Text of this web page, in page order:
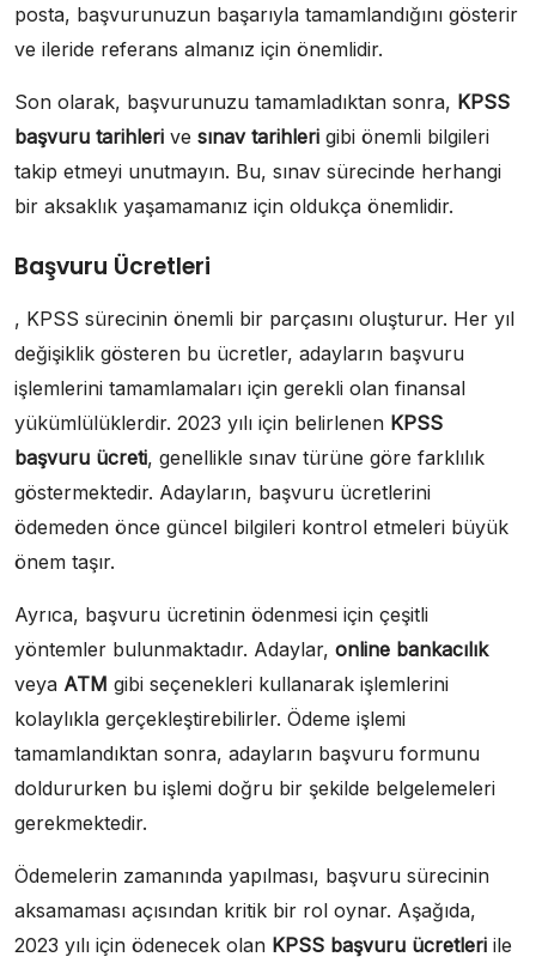
posta, başvurunuzun başarıyla tamamlandığını gösterir
ve ileride referans almanız için önemlidir.
Son olarak, başvurunuzu tamamladıktan sonra, KPSS
başvuru tarihleri ve sınav tarihleri gibi önemli bilgileri
takip etmeyi unutmayın. Bu, sınav sürecinde herhangi
bir aksaklık yaşamamanız için oldukça önemlidir.
Başvuru Ücretleri
, KPSS sürecinin önemli bir parçasını oluşturur. Her yıl
değişiklik gösteren bu ücretler, adayların başvuru
işlemlerini tamamlamaları için gerekli olan finansal
yükümlülüklerdir. 2023 yılı için belirlenen KPSS
başvuru ücreti, genellikle sınav türüne göre farklılık
göstermektedir. Adayların, başvuru ücretlerini
ödemeden önce güncel bilgileri kontrol etmeleri büyük
önem taşır.
Ayrıca, başvuru ücretinin ödenmesi için çeşitli
yöntemler bulunmaktadır. Adaylar, online bankacılık
veya ATM gibi seçenekleri kullanarak işlemlerini
kolaylıkla gerçekleştirebilirler. Ödeme işlemi
tamamlandıktan sonra, adayların başvuru formunu
doldururken bu işlemi doğru bir şekilde belgelemeleri
gerekmektedir.
Ödemelerin zamanında yapılması, başvuru sürecinin
aksamaması açısından kritik bir rol oynar. Aşağıda,
2023 yılı için ödenecek olan KPSS başvuru ücretleri ile